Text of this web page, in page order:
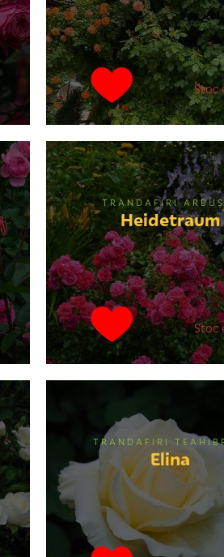
Stoc
TRANDAFIRI
Heidetraum
Stoc
TRANDAFIRI
Elina